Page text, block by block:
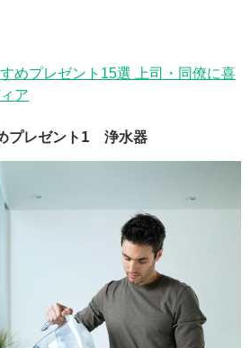
めプレゼント15選 上司・同僚に喜
ア
プレゼント1 浄水器